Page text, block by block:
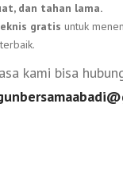
dan tahan lama.
gratis untuk
kami bisa